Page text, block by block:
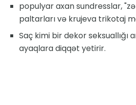
populyar axan sundresslar,
paltarları və krujeva trikotaj
Saç kimi bir dekor seksuallığı
ayaqlara diqqət yetirir.